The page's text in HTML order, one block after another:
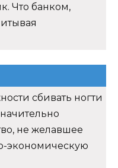
Что банком,
сбивать ногти
не желавшее
экономическую